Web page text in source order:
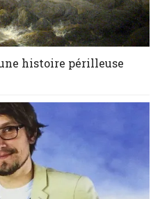
histoire périlleuse